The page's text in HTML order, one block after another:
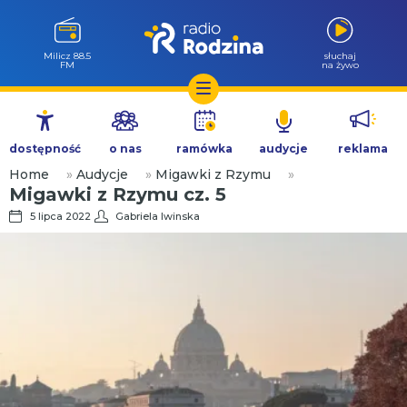
Przejdź
treści
Milicz 88.5
FM
słuchaj
na żywo
dostępność o nas ramówka audycje reklama
Home » Audycje » Migawki z Rzymu »
Migawki z Rzymu cz. 5
5 lipca 2022 Gabriela Iwinska